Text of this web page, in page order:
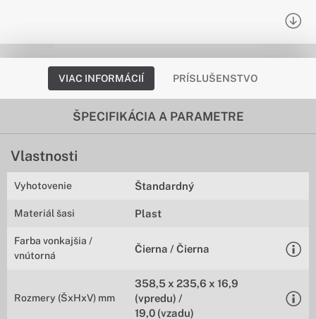
VIAC INFORMÁCIÍ PRÍSLUŠENSTVO
ŠPECIFIKÁCIA A PARAMETRE
Vlastnosti
Vyhotovenie Štandardný
Materiál šasi Plast
Farba vonkajšia /
vnútorná
Čierna / Čierna
Rozmery (ŠxHxV) mm
358,5 x 235,6 x 16,9
(vpredu) /
19,0 (vzadu)